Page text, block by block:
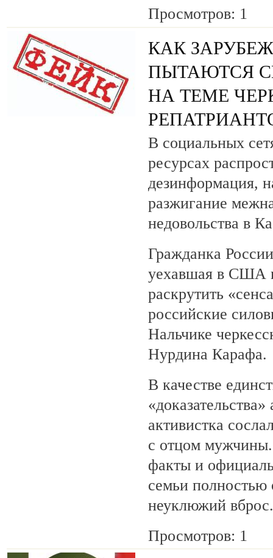
Просмотров: 1
КАК
ПЫТАЮТСЯ
НА ТЕМЕ
В социальных
ресурсах
дезинформация,
разжигание
недовольства в
Гражданка
уехавшая в США
раскрутить
российские
Нальчике
Нурдина Карафа.
В качестве
активистка
с отцом
факты и
семьи полностью
неуклюжий вброс.
Просмотров: 1